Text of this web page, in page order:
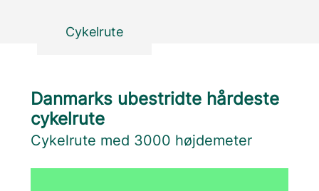
Cykelrute
Danmarks ubestridte hårdeste
cykelrute
Cykelrute med 3000 højdemeter